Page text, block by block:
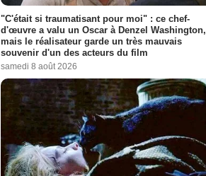
"C'était si traumatisant pour moi" : ce chef-
d'œuvre a valu un Oscar à Denzel Washington,
mais le réalisateur garde un très mauvais
souvenir d'un des acteurs du film
samedi 8 août 2026